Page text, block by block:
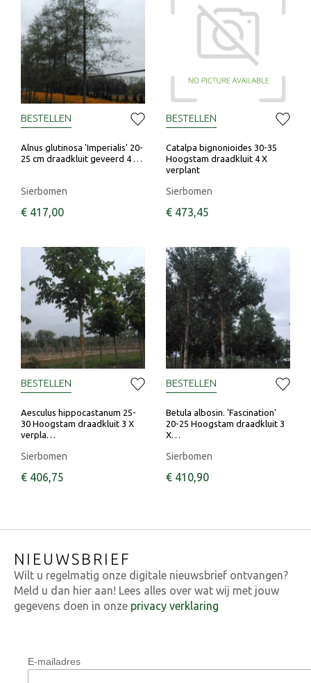
Alnus glutinosa 'Imperialis' 20-
25 cm draadkluit geveerd 4 …
Sierbomen
€ 417 00
BESTELLEN
Catalpa bignonioides 30-35
Hoogstam draadkluit 4 X
verplant
Sierbomen
€ 473 45
BESTELLEN
Aesculus hippocastanum 25-
30 Hoogstam draadkluit 3 X
verpla…
Sierbomen
€ 406 75
BESTELLEN
Betula albosin. 'Fascination'
20-25 Hoogstam draadkluit 3
X…
Sierbomen
€ 410 90
BESTELLEN
NIEUWSBRIEF
Wilt u regelmatig onze digitale nieuwsbrief ontvangen?
Meld u dan hier aan! Lees alles over wat wij met jouw
gegevens doen in onze privacy verklaring
E-mailadres